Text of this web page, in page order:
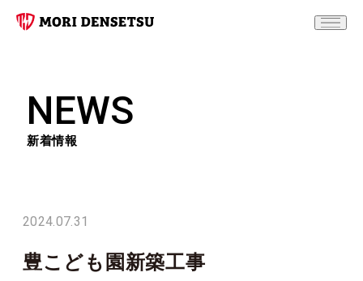
NEWS
新着情報
2024.07.31
豊こども園新築工事